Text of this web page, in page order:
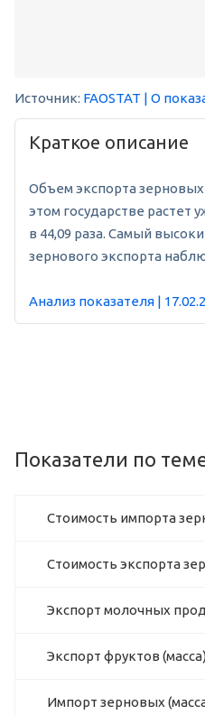
Источник: FAOSTAT | О
Краткое описание
Объем экспорта зерновых
этом государстве растет
в 44,09 раза. Самый
зернового экспорта
Анализ показателя |
Показатели по
Стоимость импорта
Стоимость экспорта
Экспорт молочных
Экспорт фруктов
Импорт зерновых